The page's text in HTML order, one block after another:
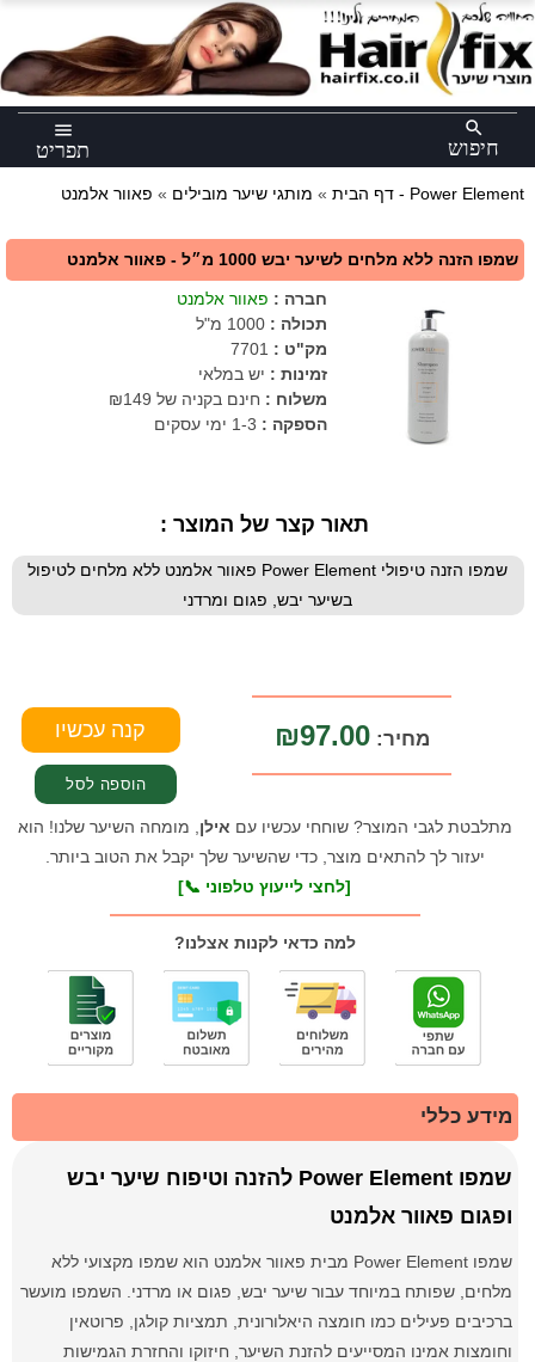
menu
תפריט
search
חיפוש
דף הבית » מותגי שיער מובילים » פאוור אלמנט - Power Element
שמפו הזנה ללא מלחים לשיער יבש 1000 מ״ל - פאוור אלמנט
חברה : פאוור אלמנט
תכולה : 1000 מ"ל
מק"ט :
7701
זמינות : יש במלאי
משלוח : חינם בקניה של ₪149
הספקה : 1-3 ימי עסקים
תאור קצר של המוצר :
שמפו הזנה טיפולי Power Element פאוור אלמנט ללא מלחים לטיפול
בשיער יבש, פגום ומרדני
מחיר:₪97.00
מתלבטת לגבי המוצר? שוחחי עכשיו עם אילן , מומחה השיער שלנו! הוא
יעזור לך להתאים מוצר, כדי שהשיער שלך יקבל את הטוב ביותר.
[לחצי לייעוץ טלפוני 📞]
למה כדאי לקנות אצלנו?
מידע כללי
שמפו Power Element להזנה וטיפוח שיער יבש
ופגום פאוור אלמנט
שמפו Power Element מבית פאוור אלמנט הוא שמפו מקצועי ללא
מלחים, שפותח במיוחד עבור שיער יבש, פגום או מרדני. השמפו מועשר
ברכיבים פעילים כמו חומצה היאלורונית, תמציות קולגן, פרוטאין
וחומצות אמינו המסייעים להזנת השיער, חיזוקו והחזרת הגמישות
×